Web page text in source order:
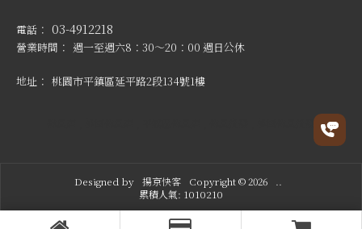
03-4912218
週一至週六8：30～20：00 週日公休
桃園市平鎮區延平路2段134號1樓
桃園佛具批發
Designed by 揚京快客 Copyright © 2026
累積人氣: 1010210